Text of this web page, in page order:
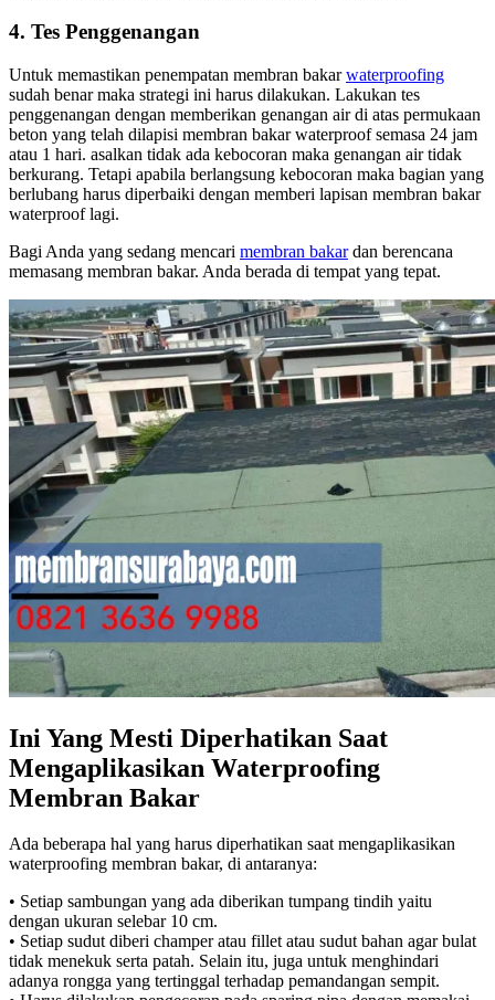
4. Tes Penggenangan
Untuk memastikan penempatan membran bakarwaterproofing
sudah benar maka strategi ini harus dilakukan. Lakukan tes
penggenangan dengan memberikan genangan air di atas permukaan
beton yang telah dilapisi membran bakar waterproof semasa 24 jam
atau 1 hari. asalkan tidak ada kebocoran maka genangan air tidak
berkurang. Tetapi apabila berlangsung kebocoran maka bagian yang
berlubang harus diperbaiki dengan memberi lapisan membran bakar
waterproof lagi.
Bagi Anda yang sedang mencari membran bakardan berencana
memasang membran bakar. Anda berada di tempat yang tepat.
Ini Yang Mesti Diperhatikan Saat
Mengaplikasikan Waterproofing
Membran Bakar
Ada beberapa hal yang harus diperhatikan saat mengaplikasikan
waterproofing membran bakar, di antaranya:
• Setiap sambungan yang ada diberikan tumpang tindih yaitu
dengan ukuran selebar 10 cm.
• Setiap sudut diberi champer atau fillet atau sudut bahan agar bulat
tidak menekuk serta patah. Selain itu, juga untuk menghindari
adanya rongga yang tertinggal terhadap pemandangan sempit.